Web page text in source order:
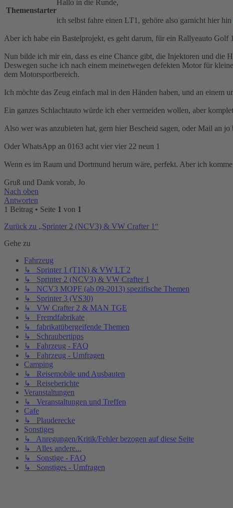
Themenstarter
Hallo in die Runde,
ich selbst fahre einen LT1, gehöre also garnicht hier hin
Aber ich habe ein Bastelprojekt, es geht darum, für ein Rallyeauto
Nun bilde ich mir ein, dass es eine Chance gibt, die Injektoren und
Deswegen suche ich nach einem meinetwegen defekten Motor für
dem Motorsportbereich.
Ich möchte das Zeug einfach mal in den Händen haben, und an einem
Ein ganzes Schlachtauto würde ich eher vermeiden wollen, aber
Also wer was anzubieten hat, gern hier Bescheid sagen, oder Mail an
Oder WhatsApp an 0163 acht vier vier 22 neun 1
Wenn es im Raum und Dortmund herum wäre, perfekt. Aber ich
Gruß und Dank vorab, Jo
Nach oben
Antworten
1 Beitrag • Seite 1 von 1
Zurück zu „Sprinter 2 (NCV3) & VW Crafter 1“
Gehe zu
Fahrzeug
↳ Sprinter 1 (T1N) & VW LT 2
↳ Sprinter 2 (NCV3) & VW Crafter 1
↳ NCV3 MOPF (ab 09-2013) spezifische Themen
↳ Sprinter 3 (VS30)
↳ VW Crafter 2 & MAN TGE
↳ Fremdfabrikate
↳ fabrikatübergeifende Themen
↳ Schraubertipps
↳ Fahrzeug - FAQ
↳ Fahrzeug - Umfragen
Camping
↳ Reisemobile und Ausbauten
↳ Reiseberichte
Veranstaltungen
↳ Veranstaltungen und Treffen
Cafe
↳ Plauderecke
Sonstiges
↳ Anregungen/Kritik/Fehler bezogen auf diese Seite
↳ Alles andere...
↳ Sonstige - FAQ
↳ Sonstiges - Umfragen